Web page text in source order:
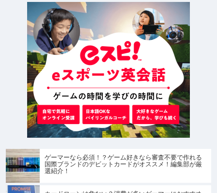
ゲーマーなら必須！？ゲーム好きなら審査不要で作れる
国際ブランドのデビットカードがオススメ！編集部が厳
選紹介！